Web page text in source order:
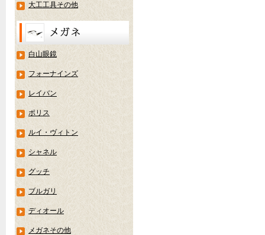
大工工具その他
白山眼鏡
フォーナインズ
レイバン
ポリス
ルイ・ヴィトン
シャネル
グッチ
ブルガリ
ディオール
メガネその他